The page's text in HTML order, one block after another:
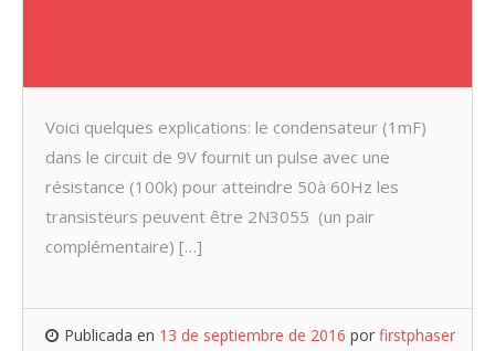
Voici quelques explications: le condensateur (1mF)
dans le circuit de 9V fournit un pulse avec une
résistance (100k) pour atteindre 50à 60Hz les
transisteurs peuvent être 2N3055 (un pair
complémentaire) […]
Publicada en 13 de septiembre de 2016 por firstphaser